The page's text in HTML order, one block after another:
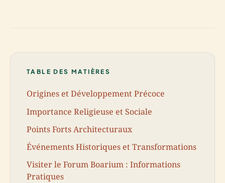
TABLE DES MATIÈRES
Origines et Développement Précoce
Importance Religieuse et Sociale
Points Forts Architecturaux
Événements Historiques et Transformations
Visiter le Forum Boarium : Informations
Pratiques